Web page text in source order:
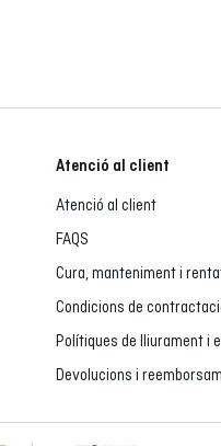
Atenció al client
Atenció al client
FAQS
Cura, manteniment i
Condicions de
Polítiques de lliurament i
Devolucions i